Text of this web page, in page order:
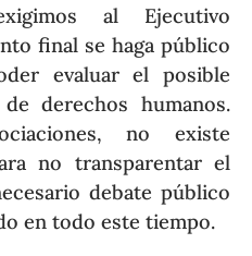
al Ejecutivo
final se haga público
evaluar el posible
derechos humanos.
no existe
no transparentar el
debate público
en todo este tiempo.